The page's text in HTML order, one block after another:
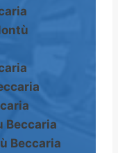
Beccaria
Beccaria